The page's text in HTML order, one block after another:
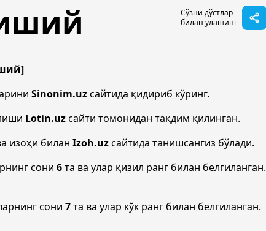
Сўзни дўстлар
билан улашинг
Sinonim.uzсайтида қидириб кўринг.
Lotin.uzсайти томонидан тақдим қилинган.
изоҳи билан Izoh.uzсайтида танишсангиз бўлади.
сони 6та ва улар қизил ранг билан белгиланган.
сони 7та ва улар кўк ранг билан белгиланган.